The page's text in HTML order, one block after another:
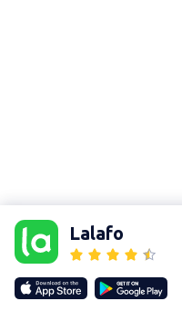
Lalafo
Our websites
lalafo.kg
lalafo.rs
lalafo.pl